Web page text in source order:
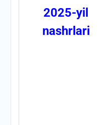
2025-yil
nashrlari